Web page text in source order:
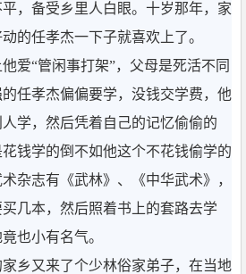
，备受乡里人白眼。十岁那年，家
的任孝杰一下子就喜欢上了。
爱“管闲事打架”，父母是死活不同
任孝杰偏偏要学，没钱交学费，他
学，然后凭着自己的记忆偷偷的
钱学的倒不如他这个不花钱偷学的
杂志有《武林》、《中华武术》，
几本，然后照着书上的套路去学
也小有名气。
家乡又来了个少林俗家弟子，在当地